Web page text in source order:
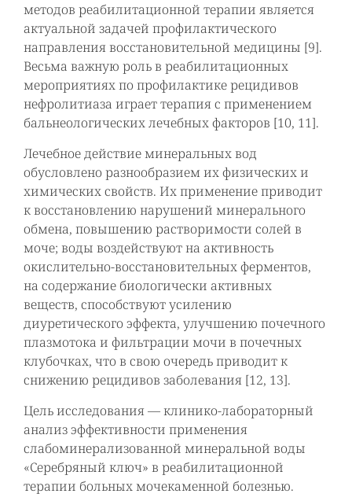
методов реабилитационной терапии является
актуальной задачей профилактического
направления восстановительной медицины [9].
Весьма важную роль в реабилитационных
мероприятиях по профилактике рецидивов
нефролитиаза играет терапия с применением
бальнеологических лечебных факторов [10, 11].
Лечебное действие минеральных вод
обусловлено разнообразием их физических и
химических свойств. Их применение приводит
к восстановлению нарушений минерального
обмена, повышению растворимости солей в
моче; воды воздействуют на активность
окислительно-восстановительных ферментов,
на содержание биологически активных
веществ, способствуют усилению
диуретического эффекта, улучшению почечного
плазмотока и фильтрации мочи в почечных
клубочках, что в свою очередь приводит к
снижению рецидивов заболевания [12, 13].
Цель исследования — клинико-лабораторный
анализ эффективности применения
слабоминерализованной минеральной воды
«Серебряный ключ» в реабилитационной
терапии больных мочекаменной болезнью.